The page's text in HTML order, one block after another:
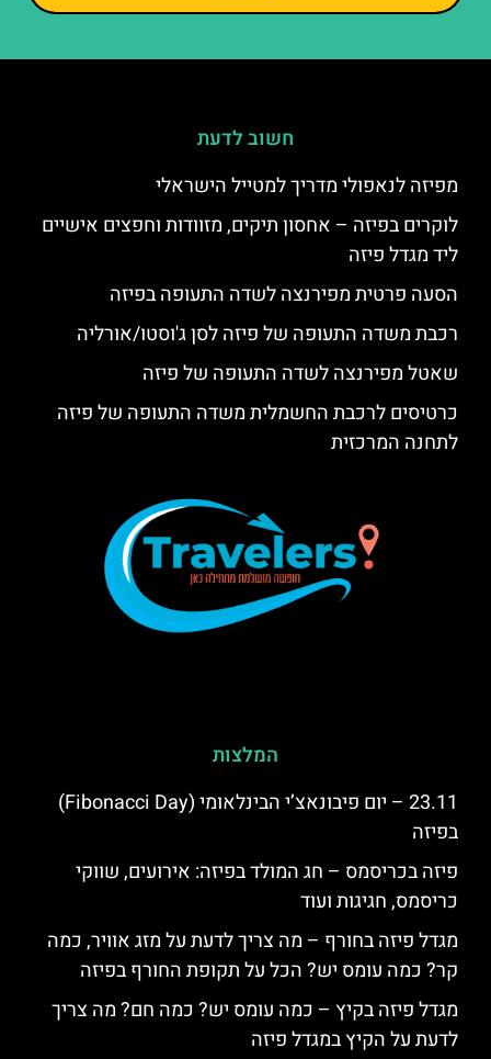
חשוב לדעת
מפיזה לנאפולי מדריך למטייל הישראלי
לוקרים בפיזה – אחסון תיקים, מזוודות וחפצים אישיים
ליד מגדל פיזה
הסעה פרטית מפירנצה לשדה התעופה בפיזה
רכבת משדה התעופה של פיזה לסן ג'וסטו/אורליה
שאטל מפירנצה לשדה התעופה של פיזה
כרטיסים לרכבת החשמלית משדה התעופה של פיזה
לתחנה המרכזית
המלצות
23.11 – יום פיבונאצ’י הבינלאומי (Fibonacci Day)
בפיזה
פיזה בכריסמס – חג המולד בפיזה: אירועים, שווקי
כריסמס, חגיגות ועוד
מגדל פיזה בחורף – מה צריך לדעת על מזג אוויר, כמה
קר? כמה עומס יש? הכל על תקופת החורף בפיזה
מגדל פיזה בקיץ – כמה עומס יש? כמה חם? מה צריך
לדעת על הקיץ במגדל פיזה